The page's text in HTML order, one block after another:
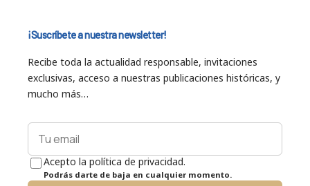
¡Suscríbete a nuestra newsletter!
Recibe toda la actualidad responsable, invitaciones
exclusivas, acceso a nuestras publicaciones históricas, y
mucho más…
Acepto la política de privacidad.
Podrás darte de baja en cualquier momento.